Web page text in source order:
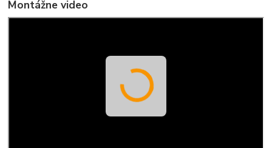
Montážne video